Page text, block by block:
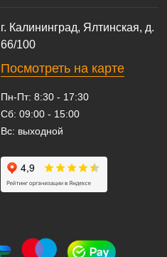
г. Калининград, Ялтинская, д.
66/100
Посмотреть на карте
Пн-Пт: 8:30 - 17:30
Сб: 09:00 - 15:00
Вс: выходной